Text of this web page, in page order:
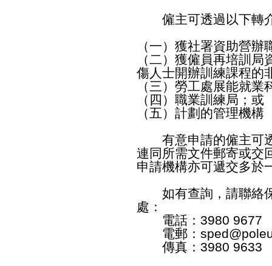
僱主可透過以下轉介
（一）獲社署資助營
（二）獲僱員再培訓
傷人士開辦訓練課程的
（三）勞工處展能就業
（四）職業訓練局；或
（五）計劃的管理機構
有意申請的僱主可透
連同所需文件郵寄或交
申請機構亦可遞交多於
如有查詢，請聯絡保
處：
電話：3980 9677
電郵：
傳真：3980 9633